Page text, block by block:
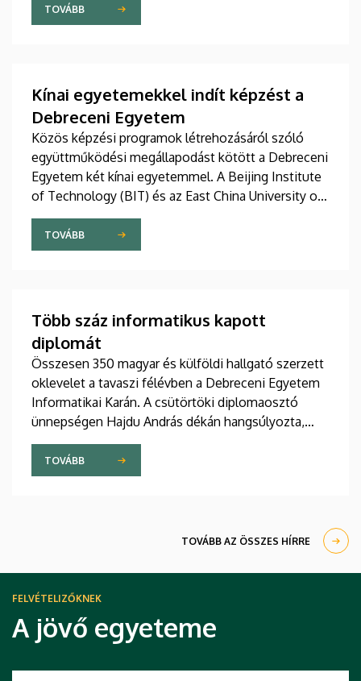
szervez versenyt a Debreceni Egyetem valamennyi
hallgatója számára a DE Informatikai Kar. A DEIK.AI
TOVÁBB
Kínai egyetemekkel indít képzést a
Debreceni Egyetem
Közös képzési programok létrehozásáról szóló
együttműködési megállapodást kötött a Debreceni
Egyetem két kínai egyetemmel. A Beijing Institute
of Technology (BIT) és az East China University of
Technology (ECUT) vezetőivel csütörtökön írták alá
a megállapodást. A közös programok 2027-ben
indulhatnak.
TOVÁBB
Több száz informatikus kapott
diplomát
Összesen 350 magyar és külföldi hallgató szerzett
oklevelet a tavaszi félévben a Debreceni Egyetem
Informatikai Karán. A csütörtöki diplomaosztó
ünnepségen Hajdu András dékán hangsúlyozta,
hogy a kihívásokkal teli és a mesterséges
intelligencia által formálódó világban minden
eddiginél nagyobb szükség van arra a tudásra,
TOVÁBB
TOVÁBB AZ ÖSSZES HÍRRE
FELVÉTELIZŐKNEK
A jövő egyeteme